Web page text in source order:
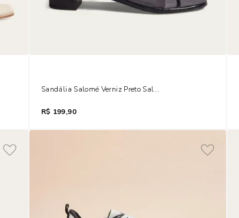
Sandália Salomé Verniz Preto Salto Bloco
R$ 199,90